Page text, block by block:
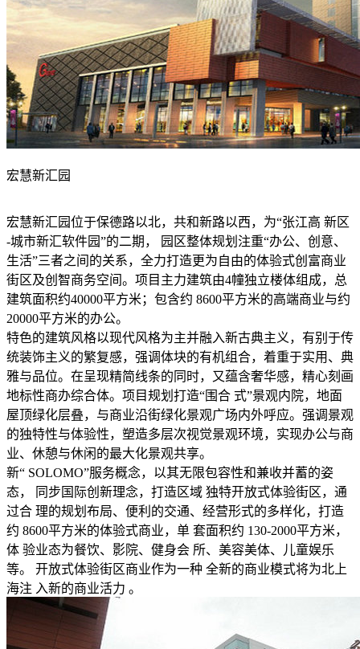
宏慧新汇园
宏慧新汇园位于保德路以北，共和新路以西，为“张江高 新区
-城市新汇软件园”的二期， 园区整体规划注重“办公、创意、
生活”三者之间的关系，全力打造更为自由的体验式创富商业
街区及创智商务空间。项目主力建筑由4幢独立楼体组成，总
建筑面积约40000平方米；包含约 8600平方米的高端商业与约
20000平方米的办公。
特色的建筑风格以现代风格为主并融入新古典主义，有别于传
统装饰主义的繁复感，强调体块的有机组合，着重于实用、典
雅与品位。在呈现精简线条的同时，又蕴含奢华感，精心刻画
地标性商办综合体。项目规划打造“围合 式”景观内院，地面
屋顶绿化层叠，与商业沿街绿化景观广场内外呼应。强调景观
的独特性与体验性，塑造多层次视觉景观环境，实现办公与商
业、休憩与休闲的最大化景观共享。
新“ SOLOMO”服务概念，以其无限包容性和兼收并蓄的姿
态， 同步国际创新理念，打造区域 独特开放式体验街区，通
过合 理的规划布局、便利的交通、经营形式的多样化，打造
约 8600平方米的体验式商业，单 套面积约 130-2000平方米，
体 验业态为餐饮、影院、健身会 所、美容美体、儿童娱乐
等。 开放式体验街区商业作为一种 全新的商业模式将为北上
海注 入新的商业活力 。